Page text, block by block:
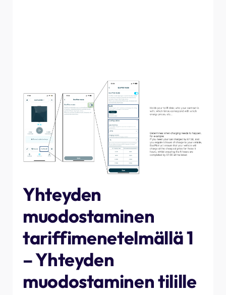
Yhteyden
muodostaminen
tariffimenetelmällä 1
– Yhteyden
muodostaminen tilille